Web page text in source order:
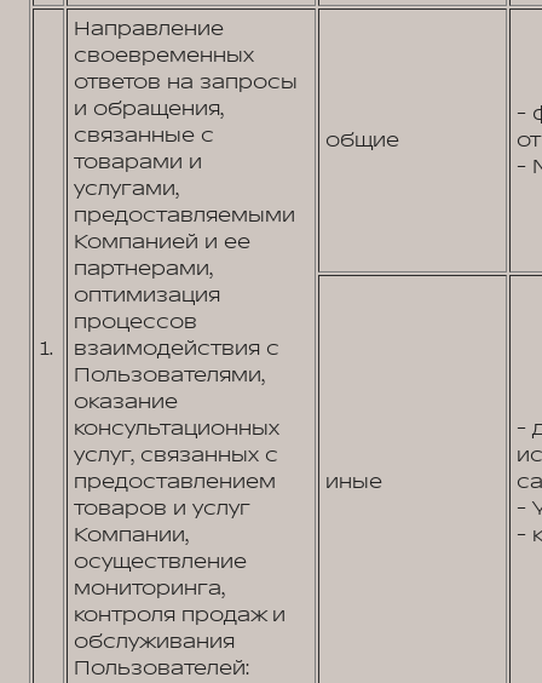
1.
Направление
своевременных
ответов на запросы
и обращения,
связанные с
товарами и
услугами,
предоставляемыми
Компанией и ее
партнерами,
оптимизация
процессов
взаимодействия с
Пользователями,
оказание
консультационных
услуг, связанных с
предоставлением
товаров и услуг
Компании,
осуществление
мониторинга,
контроля продаж и
обслуживания
Пользователей:
общие
-
-
иные
-
-
-